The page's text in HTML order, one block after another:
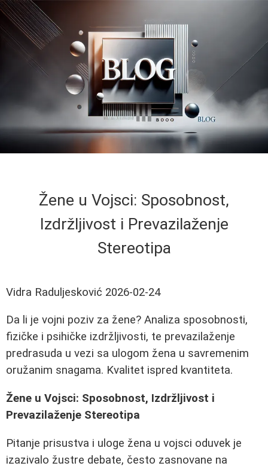
Žene u Vojsci: Sposobnost,
Izdržljivost i Prevazilaženje
Stereotipa
Vidra Raduljesković 2026-02-24
Da li je vojni poziv za žene? Analiza sposobnosti,
fizičke i psihičke izdržljivosti, te prevazilaženje
predrasuda u vezi sa ulogom žena u savremenim
oružanim snagama. Kvalitet ispred kvantiteta.
Žene u Vojsci: Sposobnost, Izdržljivost i
Prevazilaženje Stereotipa
Pitanje prisustva i uloge žena u vojsci oduvek je
izazivalo žustre debate, često zasnovane na